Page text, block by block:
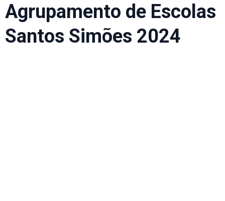
Agrupamento de Escolas
Santos Simões 2024